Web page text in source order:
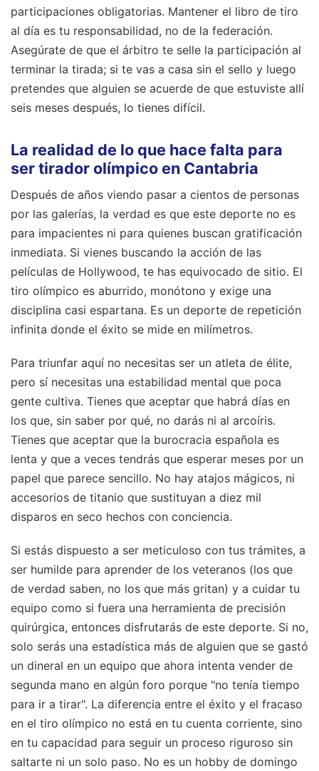
participaciones obligatorias. Mantener el libro de tiro
al día es tu responsabilidad, no de la federación.
Asegúrate de que el árbitro te selle la participación al
terminar la tirada; si te vas a casa sin el sello y luego
pretendes que alguien se acuerde de que estuviste allí
seis meses después, lo tienes difícil.
La realidad de lo que hace falta para
ser tirador olímpico en Cantabria
Después de años viendo pasar a cientos de personas
por las galerías, la verdad es que este deporte no es
para impacientes ni para quienes buscan gratificación
inmediata. Si vienes buscando la acción de las
películas de Hollywood, te has equivocado de sitio. El
tiro olímpico es aburrido, monótono y exige una
disciplina casi espartana. Es un deporte de repetición
infinita donde el éxito se mide en milímetros.
Para triunfar aquí no necesitas ser un atleta de élite,
pero sí necesitas una estabilidad mental que poca
gente cultiva. Tienes que aceptar que habrá días en
los que, sin saber por qué, no darás ni al arcoíris.
Tienes que aceptar que la burocracia española es
lenta y que a veces tendrás que esperar meses por un
papel que parece sencillo. No hay atajos mágicos, ni
accesorios de titanio que sustituyan a diez mil
disparos en seco hechos con conciencia.
Si estás dispuesto a ser meticuloso con tus trámites, a
ser humilde para aprender de los veteranos (los que
de verdad saben, no los que más gritan) y a cuidar tu
equipo como si fuera una herramienta de precisión
quirúrgica, entonces disfrutarás de este deporte. Si no,
solo serás una estadística más de alguien que se gastó
un dineral en un equipo que ahora intenta vender de
segunda mano en algún foro porque "no tenía tiempo
para ir a tirar". La diferencia entre el éxito y el fracaso
en el tiro olímpico no está en tu cuenta corriente, sino
en tu capacidad para seguir un proceso riguroso sin
saltarte ni un solo paso. No es un hobby de domingo